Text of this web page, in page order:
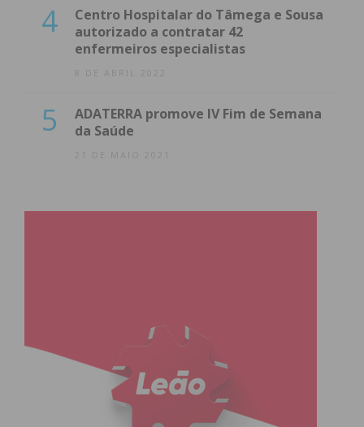
4
Centro Hospitalar do Tâmega e Sousa
autorizado a contratar 42
enfermeiros especialistas
8 DE ABRIL 2022
5
ADATERRA promove IV Fim de Semana
da Saúde
21 DE MAIO 2021